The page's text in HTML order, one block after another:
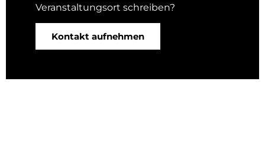
Veranstaltungsort schreiben?
Kontakt aufnehmen